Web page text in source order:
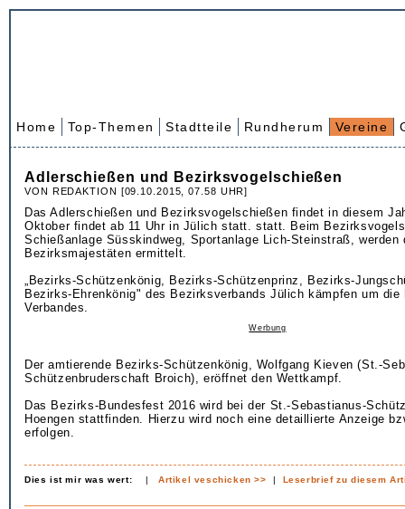
Home Top-Themen Stadtteile Rundherum Vereine
Adlerschießen und Bezirksvogelschießen
VON REDAKTION [09.10.2015, 07.58 UHR]
Das Adlerschießen und Bezirksvogelschießen findet in diesem
Oktober findet ab 11 Uhr in Jülich statt. statt. Beim
Schießanlage Süsskindweg, Sportanlage Lich-Steinstraß, werden
Bezirksmajestäten ermittelt.
„Bezirks-Schützenkönig, Bezirks-Schützenprinz, Bezirks-
Bezirks-Ehrenkönig" des Bezirksverbands Jülich kämpfen um die
Verbandes.
Werbung
Der amtierende Bezirks-Schützenkönig, Wolfgang Kieven (St.-
Schützenbruderschaft Broich), eröffnet den Wettkampf.
Das Bezirks-Bundesfest 2016 wird bei der St.-Sebastianus-
Hoengen stattfinden. Hierzu wird noch eine detaillierte Anzeige
erfolgen.
Dies ist mir was wert: |Artikel veschicken >> | Leserbrief zu diesem